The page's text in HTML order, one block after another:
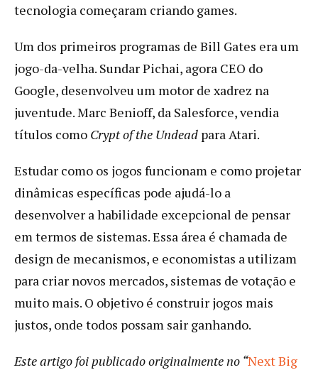
tecnologia começaram criando games.
Um dos primeiros programas de Bill Gates era um
jogo-da-velha. Sundar Pichai, agora CEO do
Google, desenvolveu um motor de xadrez na
juventude. Marc Benioff, da Salesforce, vendia
títulos como Crypt of the Undead para Atari.
Estudar como os jogos funcionam e como projetar
dinâmicas específicas pode ajudá-lo a
desenvolver a habilidade excepcional de pensar
em termos de sistemas. Essa área é chamada de
design de mecanismos, e economistas a utilizam
para criar novos mercados, sistemas de votação e
muito mais. O objetivo é construir jogos mais
justos, onde todos possam sair ganhando.
Este artigo foi publicado originalmente no “Next Big